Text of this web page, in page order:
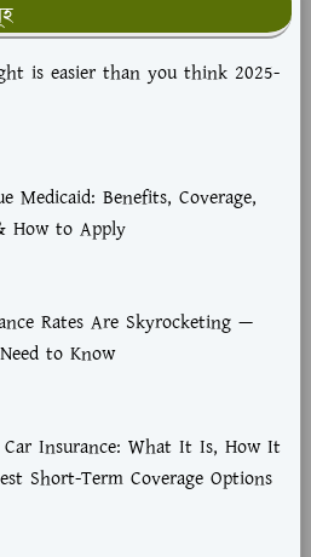
is easier than you think 2025-
Medicaid: Benefits, Coverage,
How to Apply
Rates Are Skyrocketing —
to Know
Car Insurance: What It Is, How It
Short-Term Coverage Options